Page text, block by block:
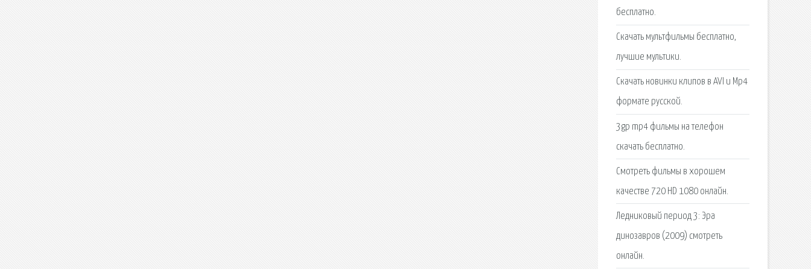
бесплатно.
Скачать мультфильмы бесплатно,
лучшие мультики.
Скачать новинки клипов в AVI и Mp4
формате русской.
3gp mp4 фильмы на телефон
скачать бесплатно.
Смотреть фильмы в хорошем
качестве 720 HD 1080 онлайн.
Ледниковый период 3: Эра
динозавров (2009) смотреть
онлайн.